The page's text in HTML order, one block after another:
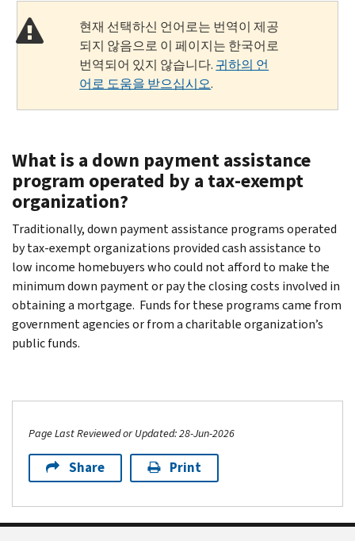
현재 선택하신 언어로는 번역이 제공
되지 않음으로 이 페이지는 한국어로
번역되어 있지 않습니다. 귀하의 언
어로 도움을 받으십시오.
What is a down payment assistance
program operated by a tax-exempt
organization?
Traditionally, down payment assistance programs operated
by tax-exempt organizations provided cash assistance to
low income homebuyers who could not afford to make the
minimum down payment or pay the closing costs involved in
obtaining a mortgage. Funds for these programs came from
government agencies or from a charitable organization’s
public funds.
Page Last Reviewed or Updated: 28-Jun-2026
Share Print